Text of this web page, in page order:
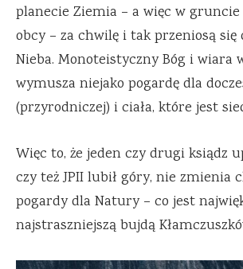
planecie Ziemia – a więc w
obcy – za chwilę i tak przeniosą się
Nieba. Monoteistyczny Bóg i wiara
wymusza niejako pogardę dla
(przyrodniczej) i ciała, które jest
Więc to, że jeden czy drugi ksiądz
czy też JPII lubił góry, nie zmienia
pogardy dla Natury – co jest
najstraszniejszą bujdą